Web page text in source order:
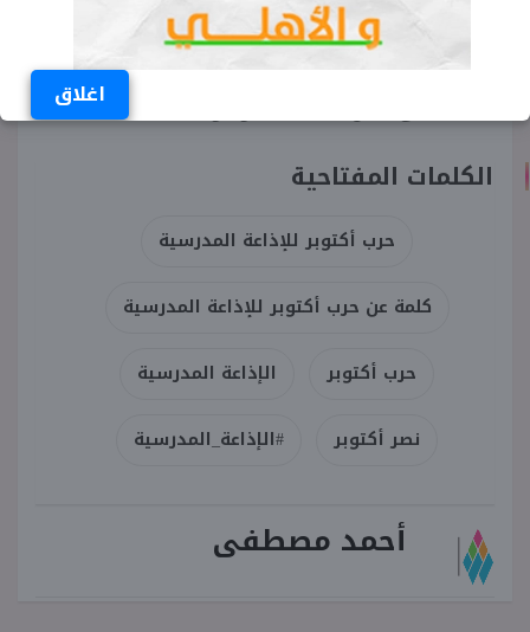
اغلاق
لذلك أدعو أساتذتي وزملائي الأفاضل لوقوف دقيقة
حداد على أرواح شهداء الوطن من القوات المسلحة.
الكلمات المفتاحية
حرب أكتوبر للإذاعة المدرسية
كلمة عن حرب أكتوبر للإذاعة المدرسية
حرب أكتوبر الإذاعة المدرسية
نصر أكتوبر #الإذاعة_المدرسية
أحمد مصطفى